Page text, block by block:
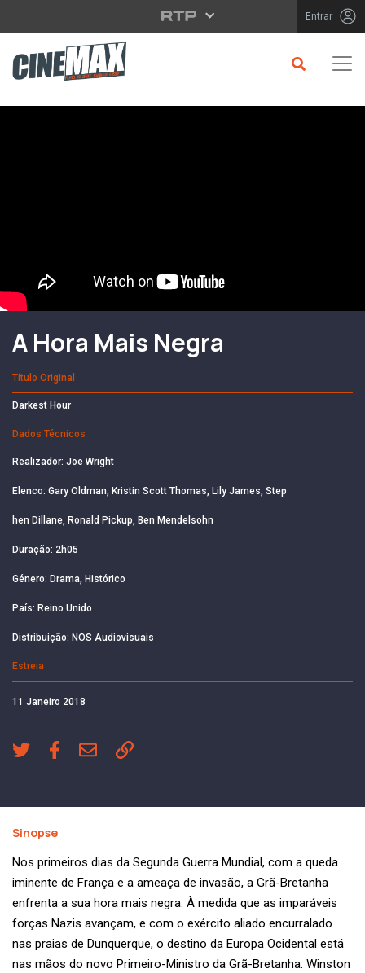
Saltar para o conteúdo principal Entrar
Filme em Cartaz
A Hora Mais Negra
Título Original
Darkest Hour
Dados Técnicos
Realizador: Joe Wright
Elenco: Gary Oldman, Kristin Scott Thomas, Lily James, Step
hen Dillane, Ronald Pickup, Ben Mendelsohn
Duração: 2h05
Género: Drama, Histórico
País: Reino Unido
Distribuição: NOS Audiovisuais
Estreia
11 Janeiro 2018
Sinopse
Nos primeiros dias da Segunda Guerra Mundial, com a queda
iminente de França e a ameaça de invasão, a Grã-Bretanha
enfrenta a sua hora mais negra. À medida que as imparáveis
forças Nazis avançam, e com o exército aliado encurralado
nas praias de Dunquerque, o destino da Europa Ocidental está
nas mãos do novo Primeiro-Ministro da Grã-Bretanha: Winston